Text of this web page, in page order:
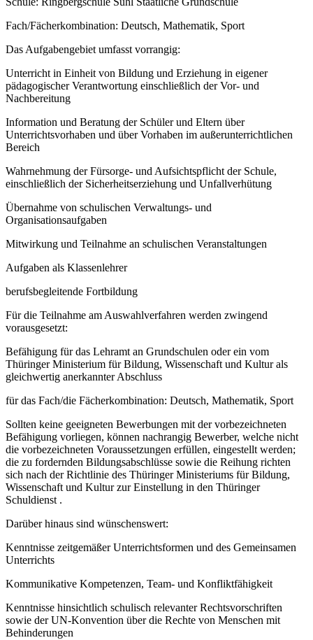
Fach/Fächerkombination: Deutsch, Mathematik, Sport
Das Aufgabengebiet umfasst vorrangig:
Unterricht in Einheit von Bildung und Erziehung in eigener
pädagogischer Verantwortung einschließlich der Vor- und
Nachbereitung
Information und Beratung der Schüler und Eltern über
Unterrichtsvorhaben und über Vorhaben im außerunterrichtlichen
Bereich
Wahrnehmung der Fürsorge- und Aufsichtspflicht der Schule,
einschließlich der Sicherheitserziehung und Unfallverhütung
Übernahme von schulischen Verwaltungs- und
Organisationsaufgaben
Mitwirkung und Teilnahme an schulischen Veranstaltungen
Aufgaben als Klassenlehrer
berufsbegleitende Fortbildung
Für die Teilnahme am Auswahlverfahren werden zwingend
vorausgesetzt:
Befähigung für das Lehramt an Grundschulen oder ein vom
Thüringer Ministerium für Bildung, Wissenschaft und Kultur als
gleichwertig anerkannter Abschluss
für das Fach/die Fächerkombination: Deutsch, Mathematik, Sport
Sollten keine geeigneten Bewerbungen mit der vorbezeichneten
Befähigung vorliegen, können nachrangig Bewerber, welche nicht
die vorbezeichneten Voraussetzungen erfüllen, eingestellt werden;
die zu fordernden Bildungsabschlüsse sowie die Reihung richten
sich nach der Richtlinie des Thüringer Ministeriums für Bildung,
Wissenschaft und Kultur zur Einstellung in den Thüringer
Schuldienst .
Darüber hinaus sind wünschenswert:
Kenntnisse zeitgemäßer Unterrichtsformen und des Gemeinsamen
Unterrichts
Kommunikative Kompetenzen, Team- und Konfliktfähigkeit
Kenntnisse hinsichtlich schulisch relevanter Rechtsvorschriften
sowie der UN-Konvention über die Rechte von Menschen mit
Behinderungen